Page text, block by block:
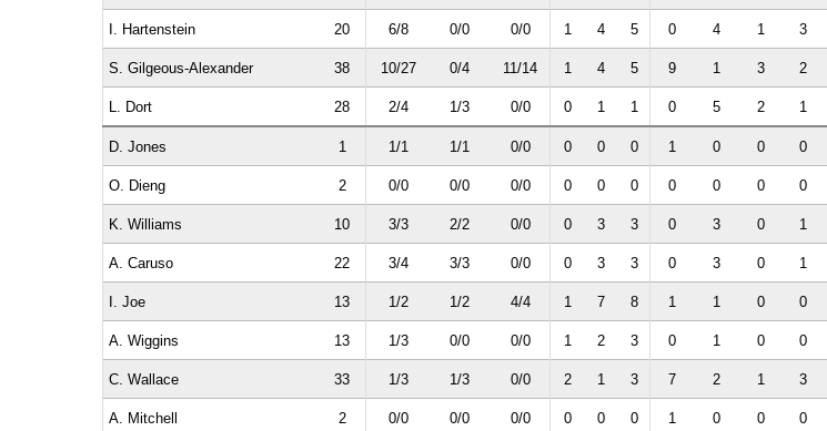
I. Hartenstein 20 6/8 0/0 0/0 1 4 5 0 4 1 3
S. Gilgeous-Alexander 38 10/27 0/4 11/14 1 4 5 9 1 3 2
L. Dort 28 2/4 1/3 0/0 0 1 1 0 5 2 1
D. Jones 1 1/1 1/1 0/0 0 0 0 1 0 0 0
O. Dieng 2 0/0 0/0 0/0 0 0 0 0 0 0 0
K. Williams 10 3/3 2/2 0/0 0 3 3 0 3 0 1
A. Caruso 22 3/4 3/3 0/0 0 3 3 0 3 0 1
I. Joe 13 1/2 1/2 4/4 1 7 8 1 1 0 0
A. Wiggins 13 1/3 0/0 0/0 1 2 3 0 1 0 0
C. Wallace 33 1/3 1/3 0/0 2 1 3 7 2 1 3
A. Mitchell 2 0/0 0/0 0/0 0 0 0 1 0 0 0